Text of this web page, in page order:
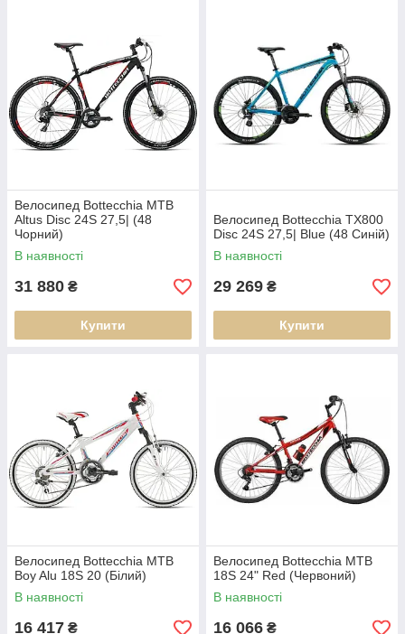
Велосипед Bottecchia MTB
Altus Disc 24S 27,5| (48
Чорний)
В наявності
31 880 ₴
Купити
Велосипед Bottecchia TX800
Disc 24S 27,5| Blue (48 Синій)
В наявності
29 269 ₴
Купити
Велосипед Bottecchia MTB
Boy Alu 18S 20 (Білий)
В наявності
16 417 ₴
Велосипед Bottecchia MTB
18S 24" Red (Червоний)
В наявності
16 066 ₴